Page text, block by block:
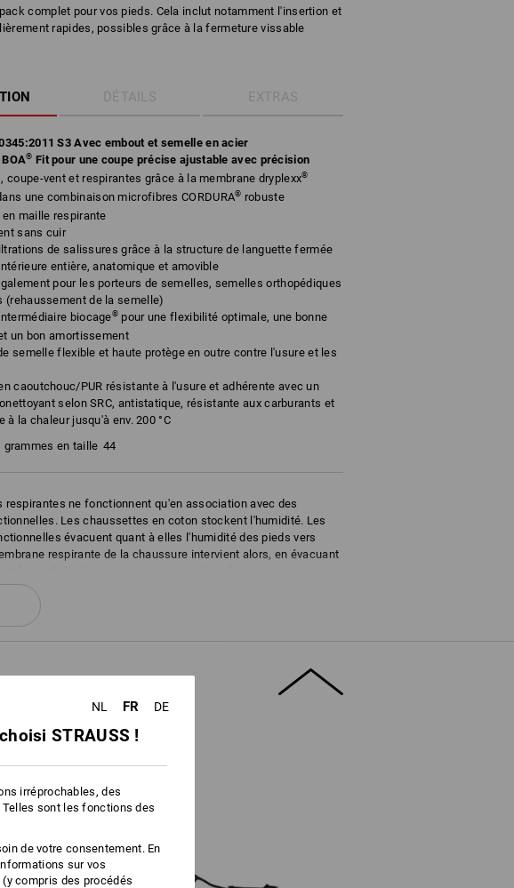
complet pour vos pieds. Cela inclut notamment l'insertion et
rapides, possibles grâce à la fermeture vissable
DÉTAILS EXTRAS
S3 Avec embout et semelle en acier
® Fit pour une coupe précise ajustable avec précision
coupe-vent et respirantes grâce à la membrane dryplexx®
une combinaison microfibres CORDURA® robuste
en maille respirante
sans cuir
de salissures grâce à la structure de languette fermée
entière, anatomique et amovible
pour les porteurs de semelles, semelles orthopédiques
(rehaussement de la semelle)
biocage® pour une flexibilité optimale, une bonne
un bon amortissement
semelle flexible et haute protège en outre contre l'usure et les
caoutchouc/PUR résistante à l'usure et adhérente avec un
selon SRC, antistatique, résistante aux carburants et
à la chaleur jusqu'à env. 200 °C
grammes en taille 44
respirantes ne fonctionnent qu'en association avec des
Les chaussettes en coton stockent l'humidité. Les
évacuent quant à elles l'humidité des pieds vers
respirante de la chaussure intervient alors, en évacuant
donc qu'avec des chaussettes respirantes. La
peut être évacuée efficacement vers l'extérieur qu'en combinant
fonctionnelles et des chaussures respirantes. C'est ainsi que
de la respirabilité.
"Fiche technique" pour obtenir plus d'informations.
technique
NL FR DE
STRAUSS !
irréprochables, des
sont les fonctions des
de votre consentement. En
sur vos
compris des procédés